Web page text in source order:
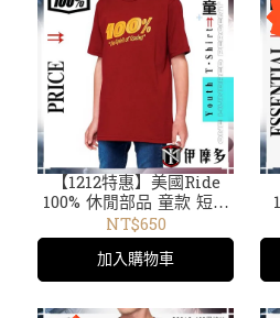
【1212特惠】美國Ride
100% 休閒部品 童款 短袖
T恤 Youth Price T-
Shirt 34087-068磚紅
/34016-001黑 /34017 黑
/002藍 / 34086 黃 /34019
黑
NT$650
加入購物車